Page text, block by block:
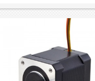
Temperaturen von bis zu 180 Grad
kann in 3D-Druckern eingesetzt.